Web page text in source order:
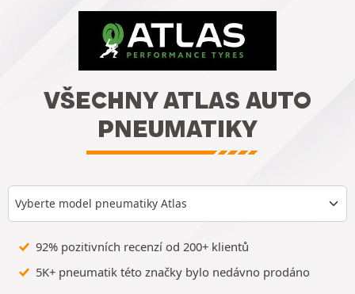
VŠECHNY ATLAS AUTO
PNEUMATIKY
Vyberte model pneumatiky Atlas
92% pozitivních recenzí od 200+ klientů
5K+ pneumatik této značky bylo nedávno prodáno